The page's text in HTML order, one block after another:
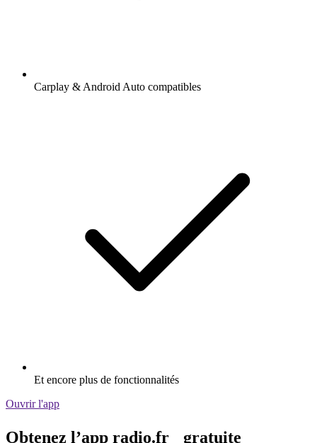
Carplay & Android Auto compatibles
Et encore plus de fonctionnalités
Ouvrir l'app
Obtenez l’app radio.fr gratuite